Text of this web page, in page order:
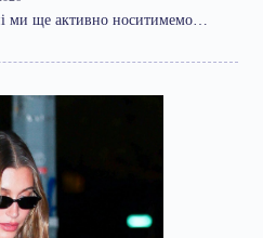
ми ще активно носитимемо…